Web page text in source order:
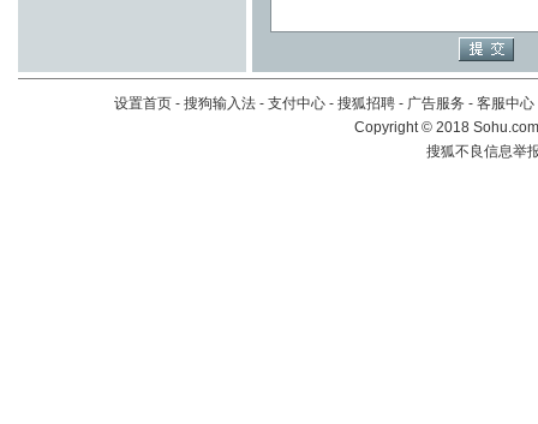
设置首页 - 搜狗输入法 - 支付中心 - 搜狐招聘 - 广告服务 - 客服中心
Copyright©2018
搜狐不良信息举